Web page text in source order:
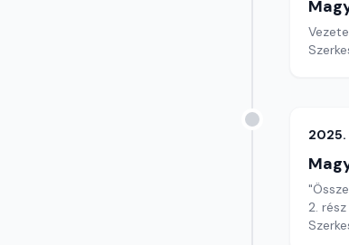
2025.
2. rész